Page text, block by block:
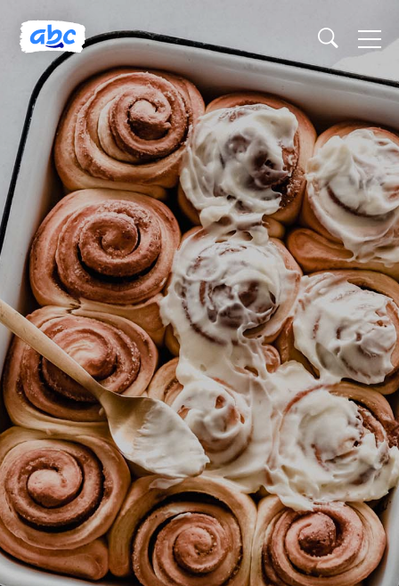
Naslovnica
Proizvodi
Recepti
Priča o ABC siru
Novosti